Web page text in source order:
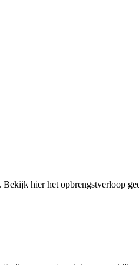
hier het opbrengstverloop